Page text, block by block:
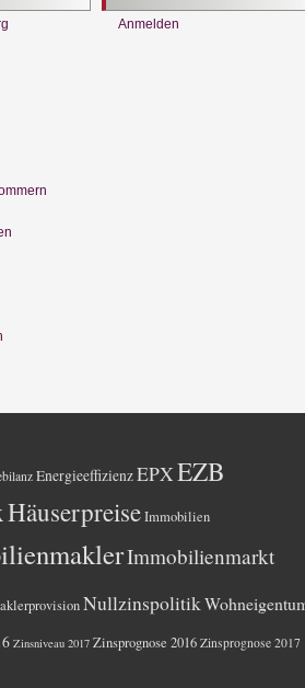
Anmelden
EnergieeffizienzEPXEZB
HäuserpreiseImmobilien
Immobilienmarkt
Nullzinspolitik
Zinsniveau 2017 Zinsprognose 2016 Zinsprognose 2017